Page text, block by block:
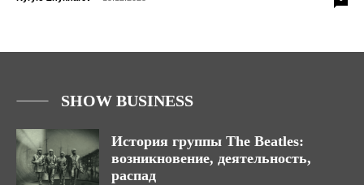
SHOW BUSINESS
История группы The Beatles:
возникновение, деятельность,
распад